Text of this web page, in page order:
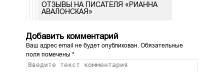
ОТЗЫВЫ НА ПИСАТЕЛЯ «РИАННА
АВАЛОНСКАЯ»
Добавить комментарий
Ваш адрес email не будет опубликован. Обязательные
поля помечены *